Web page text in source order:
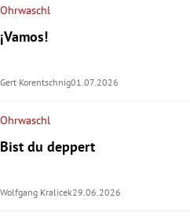
Ohrwaschl
¡Vamos!
Gert Korentschnig01.07.2026
Ohrwaschl
Bist du deppert
Wolfgang Kralicek29.06.2026